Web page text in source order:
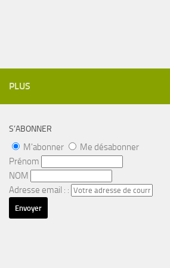
PLUS
S’ABONNER
M'abonner
Me désabonner
Prénom
NOM
Adresse email : :